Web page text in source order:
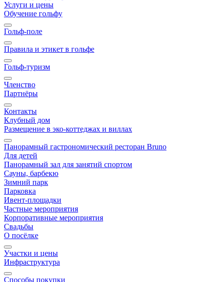
Услуги и цены
Обучение гольфу
Гольф-поле
Правила и этикет в гольфе
Гольф-туризм
Членство
Партнёры
Контакты
Клубный дом
Размещение в эко-коттеджах и виллах
Панорамный гастрономический ресторан Bruno
Для детей
Панорамный зал для занятий спортом
Сауны, барбекю
Зимний парк
Парковка
Ивент-площадки
Частные мероприятия
Корпоративные мероприятия
Свадьбы
О посёлке
Участки и цены
Инфраструктура
Способы покупки